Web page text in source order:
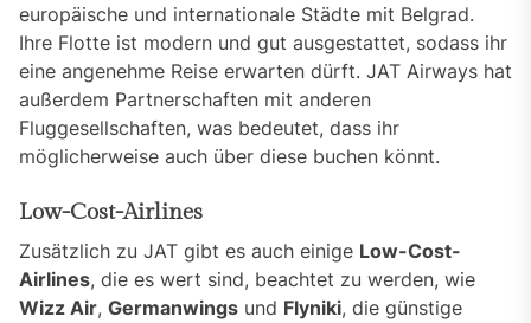
europäische und internationale Städte mit Belgrad.
Ihre Flotte ist modern und gut ausgestattet, sodass ihr
eine angenehme Reise erwarten dürft. JAT Airways hat
außerdem Partnerschaften mit anderen
Fluggesellschaften, was bedeutet, dass ihr
möglicherweise auch über diese buchen könnt.
Low-Cost-Airlines
Zusätzlich zu JAT gibt es auch einige Low-Cost-
Airlines, die es wert sind, beachtet zu werden, wie
Wizz Air, Germanwings und Flyniki, die günstige